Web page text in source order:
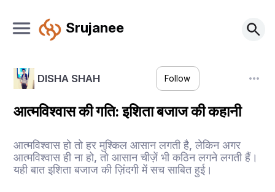
Srujanee
DISHA SHAH Follow
आत्मविश्वास की गति: इशिता बजाज की कहानी
आत्मविश्वास हो तो हर मुश्किल आसान लगती है, लेकिन अगर
आत्मविश्वास ही ना हो, तो आसान चीज़ें भी कठिन लगने लगती हैं।
यही बात इशिता बजाज की ज़िंदगी में सच साबित हुई।